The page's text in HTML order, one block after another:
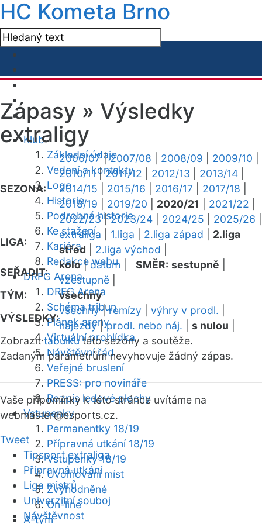
HC Kometa Brno
Klub
Základní údaje
Vedení a kontakty
Logo
Historie
Podrobná historie
Ke stažení
Kariéra
Redakce webu
DRFG Arena
DRFG Arena
Schéma tribun
Plánek areny
Virtuální prohlídka
Návštěvní řád
Veřejné bruslení
PRESS: pro novináře
Rozpis ledové plochy
Vstupenky
Permanentky 18/19
Přípravná utkání 18/19
Vstupenky 18/19
Uvolňování míst
Zvýhodněné
On-line
A-tým
Zápasy » Výsledky
extraligy
SEZONA:
2006/07|2007/08 2008/09 2009/10
2010/11|2011/12 2012/13 2013/14
2014/15
2015/16 2016/17 2017/18
2018/19
2019/20 2020/21 2021/22
2022/23|2023/24 2024/25 2025/26
LIGA:
extraliga 1.liga 2.liga západ
2.liga
střed
2.liga východ
SEŘADIT:
kolo|datum SMĚR: sestupně
vzestupně
TÝM:
všechny
VÝSLEDKY:
všechny|remízy výhry v prodl.
nájezdy|prodl. nebo náj. s nulou
Zobrazittabulkutéto sezóny a soutěže.
Zadaným parametrům nevyhovuje žádný zápas.
Vaše připomínky k této stránce uvítáme na
webmaster@esports.cz.
Tweet
Tipsport extraliga
Přípravná utkání
Liga mistrů
Univerzitní souboj
Návštěvnost